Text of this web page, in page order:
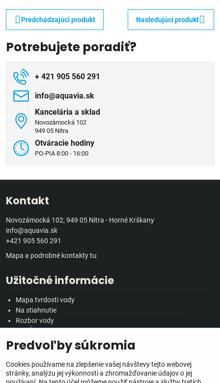
Predchádzajúci produkt Nasledujúci produkt
Potrebujete poradiť?
+ 421 905 560 291
info​@aquavia​.sk
Kancelária a sklad
Novozámocká 102
949 05 Nitra
Otváracie hodiny
PO-PIA 8:00 - 16:00
Kontakt
Novozámocká 102, 949 05 Nitra - Horné Krškany
info@aquavia.sk
+421 905 560 291
Mapa a podrobné kontakty tu:
Užitočné informácie
Mapa tvrdosti vody
Na stiahnutie
Rozbor vody
Veľkoobchodná spolupráca
Všetko o nákupe
Predvoľby súkromia
Cookies používame na zlepšenie vašej návštevy tejto webovej
stránky, analýzu jej výkonnosti a zhromažďovanie údajov o jej